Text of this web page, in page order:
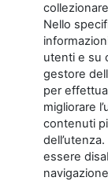
Nello
utenti e su
gestore
per
migliorare
contenuti
essere